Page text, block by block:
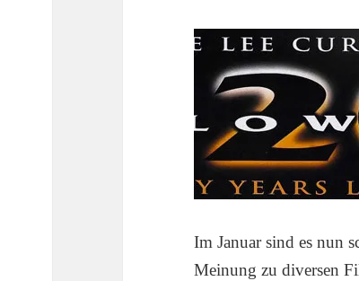
Im Januar sind es nun
Meinung zu diversen